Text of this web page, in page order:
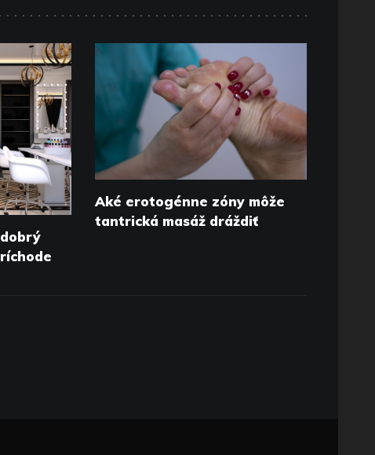
Aké erotogénne zóny môže
tantrická masáž dráždiť